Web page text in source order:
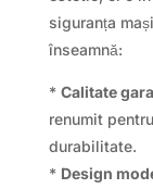
siguranța
înseamnă:
* Calitate
renumit
durabilitate.
* Design